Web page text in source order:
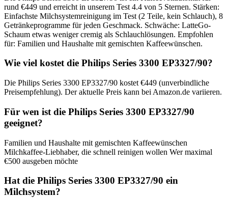
rund €449 und erreicht in unserem Test 4.4 von 5 Sternen. Stärken:
Einfachste Milchsystemreinigung im Test (2 Teile, kein Schlauch), 8
Getränkeprogramme für jeden Geschmack. Schwäche: LatteGo-
Schaum etwas weniger cremig als Schlauchlösungen. Empfohlen
für: Familien und Haushalte mit gemischten Kaffeewünschen.
Wie viel kostet die Philips Series 3300 EP3327/90?
Die Philips Series 3300 EP3327/90 kostet €449 (unverbindliche
Preisempfehlung). Der aktuelle Preis kann bei Amazon.de variieren.
Für wen ist die Philips Series 3300 EP3327/90
geeignet?
Familien und Haushalte mit gemischten Kaffeewünschen
Milchkaffee-Liebhaber, die schnell reinigen wollen Wer maximal
€500 ausgeben möchte
Hat die Philips Series 3300 EP3327/90 ein
Milchsystem?